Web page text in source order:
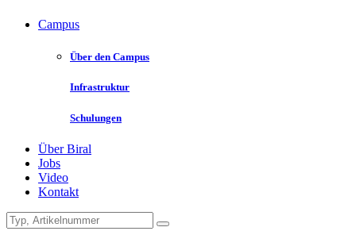
Campus
Über den Campus
Infrastruktur
Schulungen
Über Biral
Jobs
Video
Kontakt